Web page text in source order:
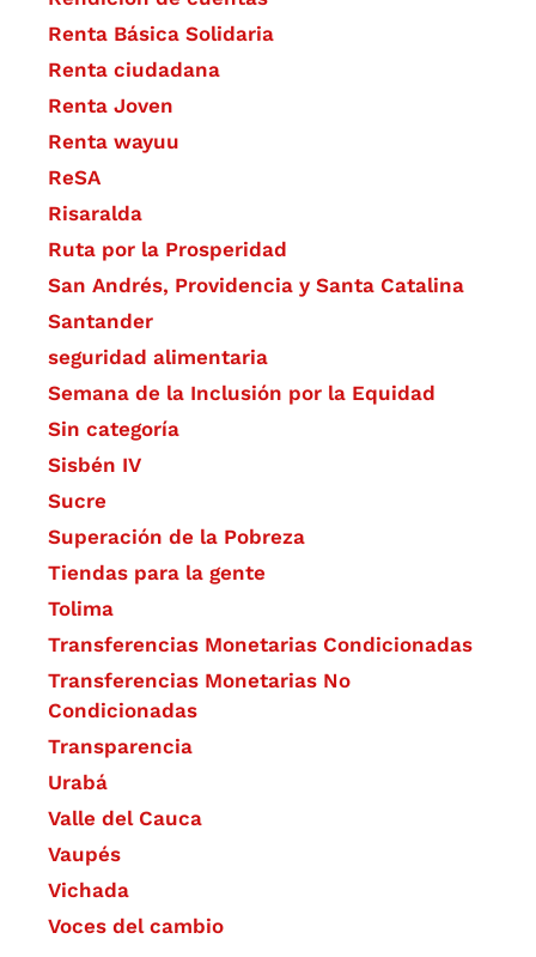
Renta Básica Solidaria
Renta ciudadana
Renta Joven
Renta wayuu
ReSA
Risaralda
Ruta por la Prosperidad
San Andrés, Providencia y Santa Catalina
Santander
seguridad alimentaria
Semana de la Inclusión por la Equidad
Sin categoría
Sisbén IV
Sucre
Superación de la Pobreza
Tiendas para la gente
Tolima
Transferencias Monetarias Condicionadas
Transferencias Monetarias No
Condicionadas
Transparencia
Urabá
Valle del Cauca
Vaupés
Vichada
Voces del cambio